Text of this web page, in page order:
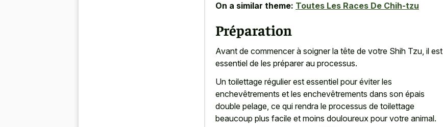
On a similar theme: Toutes Les Races De Chih-tzu
Préparation
Avant de commencer à soigner la tête de votre Shih Tzu, il est
essentiel de les préparer au processus.
Un toilettage régulier est essentiel pour éviter les
enchevêtrements et les enchevêtrements dans son épais
double pelage, ce qui rendra le processus de toilettage
beaucoup plus facile et moins douloureux pour votre animal.